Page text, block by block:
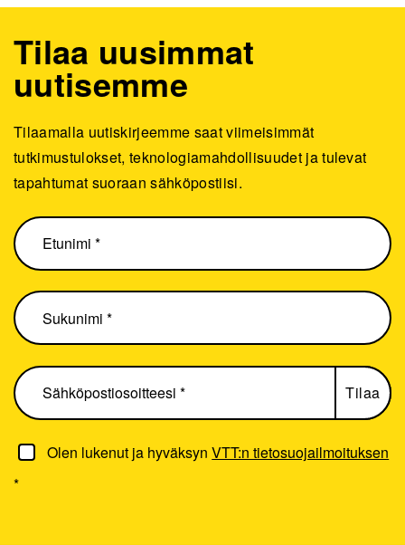
Olen lukenut ja hyväksynVTT:n tietosuojailmoituksen
*
Tilaa uusimmat
uutisemme
Tilaamalla uutiskirjeemme saat viimeisimmät
tutkimustulokset, teknologiamahdollisuudet ja tulevat
tapahtumat suoraan sähköpostiisi.